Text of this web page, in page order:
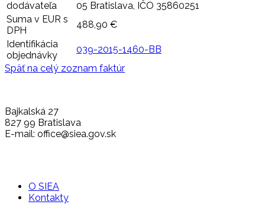
dodávateľa
05 Bratislava, IČO 35860251
Suma v EUR s
DPH
488,90 €
Identifikácia
objednávky
039-2015-1460-BB
Späť na celý zoznam faktúr
Bajkalská 27
827 99 Bratislava
E-mail: office@siea.gov.sk
O SIEA
Kontakty